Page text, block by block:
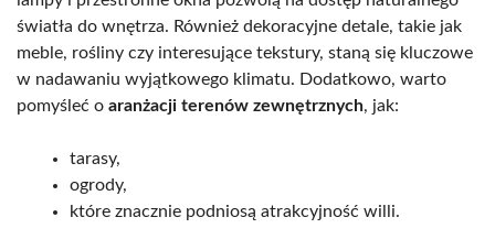
światła do wnętrza. Również dekoracyjne detale, takie jak
meble, rośliny czy interesujące tekstury, staną się kluczowe
w nadawaniu wyjątkowego klimatu. Dodatkowo, warto
pomyśleć o aranżacji terenów zewnętrznych, jak:
tarasy,
ogrody,
które znacznie podniosą atrakcyjność willi.